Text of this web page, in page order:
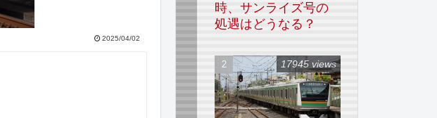
2025/04/02
時、サンライズ号の
処遇はどうなる？
17945 views